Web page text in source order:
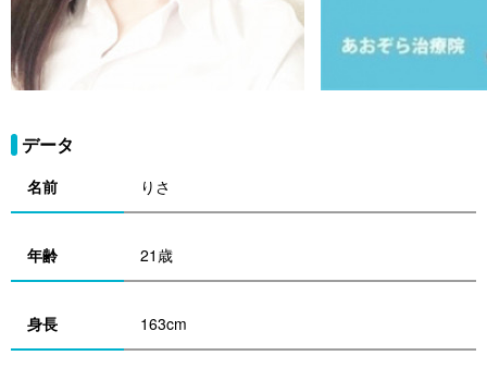
データ
名前 りさ
年齢 21歳
身長 163cm